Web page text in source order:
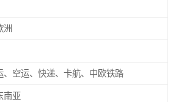
洲
、空运、快递、卡航、中欧铁路
南亚